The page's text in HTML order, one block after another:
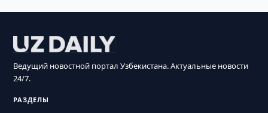
Ведущий новостной портал Узбекистана. Актуальные новости
24/7.
РАЗДЕЛЫ